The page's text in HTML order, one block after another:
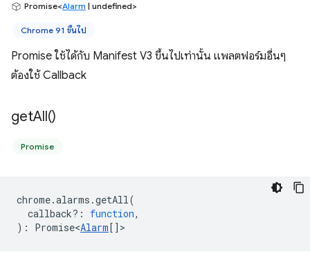
Promise<Alarm | undefined>
Chrome 91 ขึ้นไป
Promise ใช้ได้กับ Manifest V3 ขึ้นไปเท่านั้น แพลตฟอร์มอื่นๆ
ต้องใช้ Callback
getAll()
Promise
chrome.alarms .getAll(
callback? : function,
) : Promise<Alarm[] >